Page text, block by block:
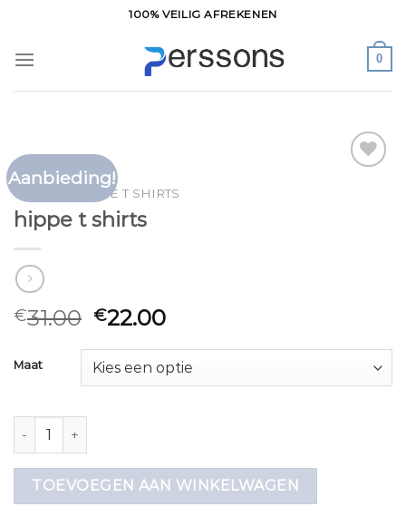
inhoud
100% VEILIG AFREKENEN
0
Aanbieding!
HOME HIPPE T SHIRTS
hippe t shirts
€31.00 €22.00
Maat
hippe t shirts aantal
TOEVOEGEN AAN WINKELWAGEN